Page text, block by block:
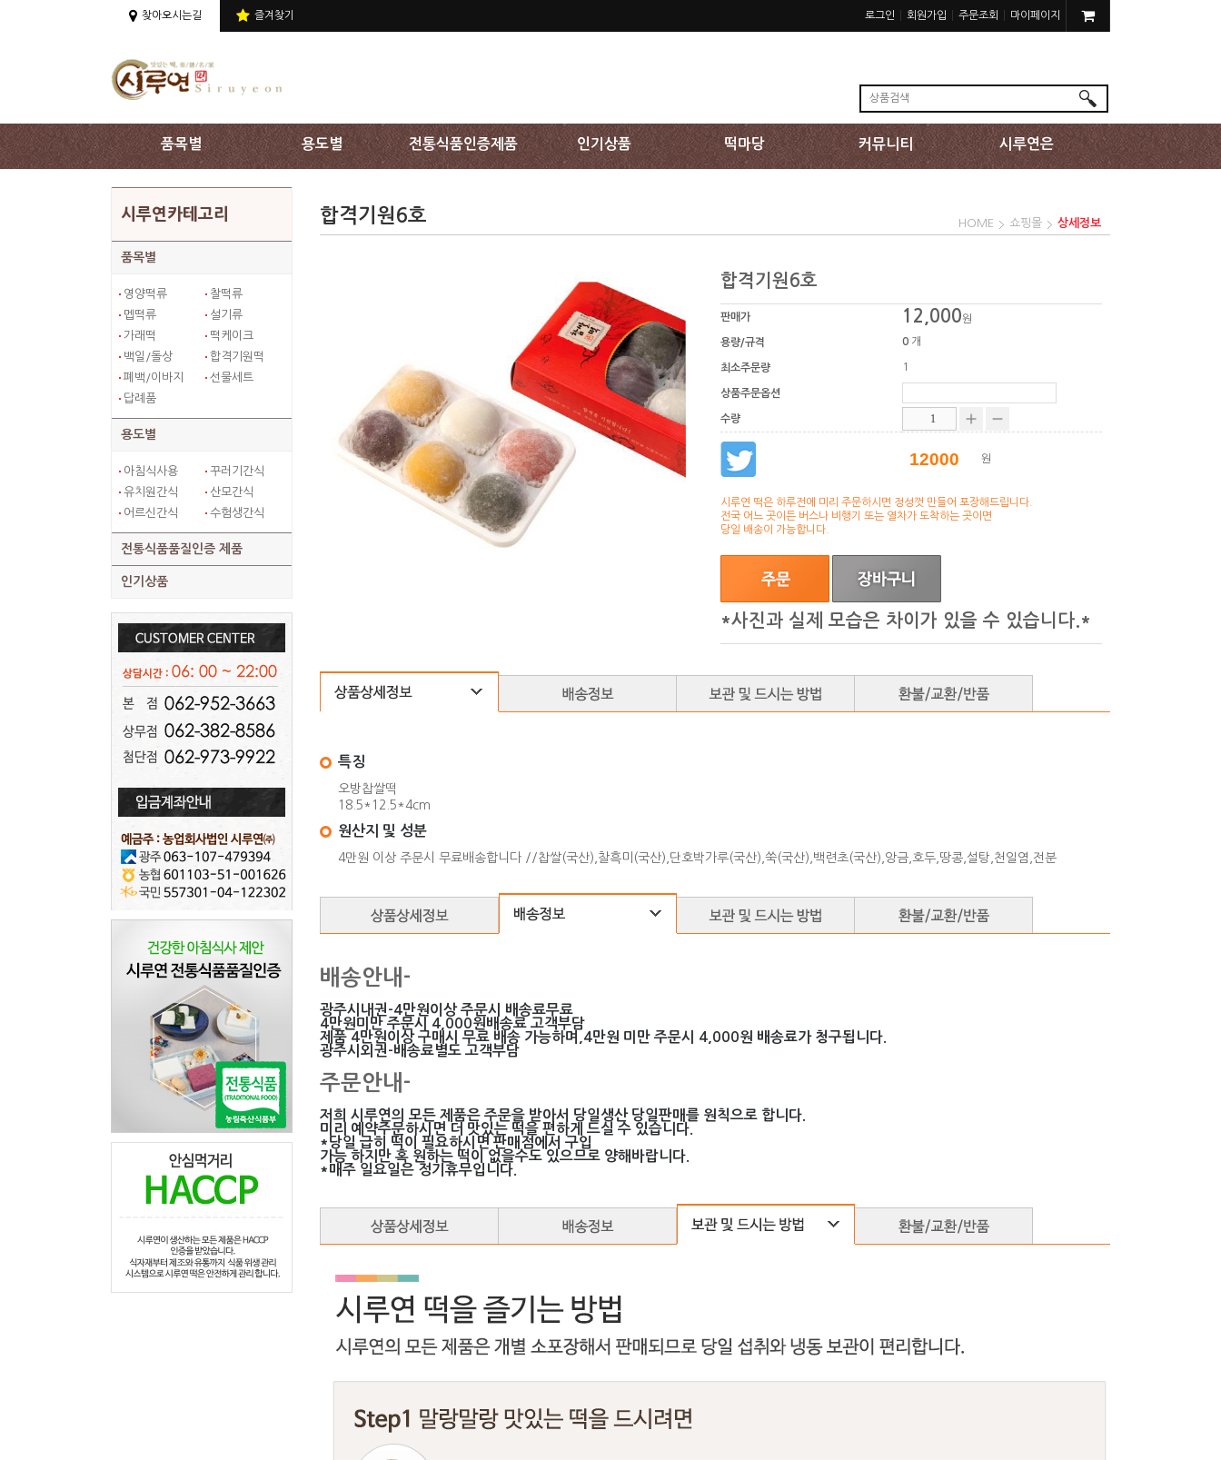
상단 주메뉴 바로가기
찾아오시는길 즐겨찾기 로그인 회원가입 주문조회 마이페이지
품목별 용도별 전통식품인증제품 인기상품 떡마당 커뮤니티 시루연은
시루연카테고리
품목별
영양떡류
찰떡류
멥떡류
설기류
가래떡
떡케이크
백일/돌상
합격기원떡
폐백/이바지
선물세트
답례품
용도별
아침식사용
꾸러기간식
유치원간식
산모간식
어르신간식
수험생간식
전통식품품질인증 제품
인기상품
합격기원6호 HOME 쇼핑몰 상세정보
합격기원6호
판매가 12,000원
용량/규격 0 개
최소주문량 1
상품주문옵션
수량
원
시루연 떡은 하루전에 미리 주문하시면 정성껏 만들어 포장해드립니다.
전국 어느 곳이든 버스나 비행기 또는 열차가 도착하는 곳이면
당일 배송이 가능합니다.
*사진과 실제 모습은 차이가 있을 수 있습니다.*
특징
오방찹쌀떡
18.5*12.5*4cm
원산지 및 성분
4만원 이상 주문시 무료배송합니다 //찹쌀(국산),찰흑미(국산),단호박가루(국산),쑥(국산),백련초(국산),앙금,호두,땅콩,설탕,천일염,전분
배송안내-
광주시내권-4만원이상 주문시 배송료무료
4만원미만 주문시 4,000원배송료 고객부담
제품 4만원이상 구매시 무료 배송 가능하며,4만원 미만 주문시 4,000원 배송료가 청구됩니다.
광주시외권-배송료별도 고객부담
주문안내-
저희 시루연의 모든 제품은 주문을 받아서 당일생산 당일판매를 원칙으로 합니다.
미리 예약주문하시면 더 맛있는 떡을 편하게 드실 수 있습니다.
*당일 급히 떡이 필요하시면 판매점에서 구입
가능 하지만 혹 원하는 떡이 없을수도 있으므로 양해바랍니다.
*매주 일요일은 정기휴무입니다.